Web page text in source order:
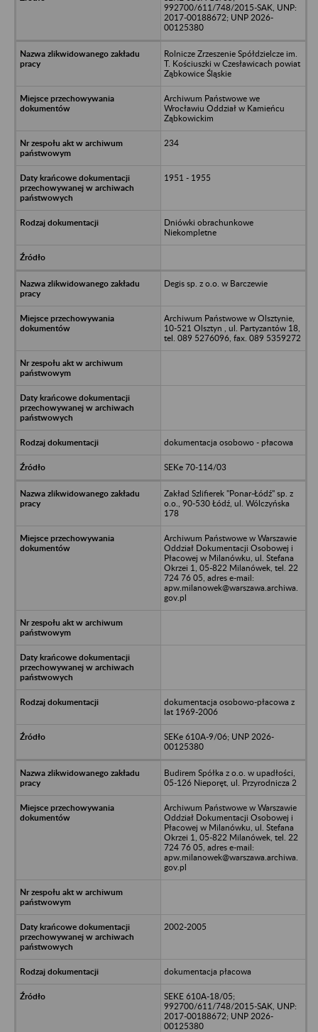
992700/611/748/2015-SAK, UNP:
2017-00188672; UNP 2026-
00125380
Rolnicze Zrzeszenie Spółdzielcze im.
T. Kościuszki w Czesławicach powiat
Ząbkowice Śląskie
Archiwum Państwowe we
Wrocławiu Oddział w Kamieńcu
Ząbkowickim
234
1951 - 1955
Dniówki obrachunkowe
Niekompletne
Degis sp. z o.o. w Barczewie
Archiwum Państwowe w Olsztynie,
10-521 Olsztyn , ul. Partyzantów 18,
tel. 089 5276096, fax. 089 5359272
dokumentacja osobowo - płacowa
SEKe 70-114/03
Zakład Szlifierek "Ponar-Łódź" sp. z
o.o., 90-530 Łódź, ul. Wólczyńska
178
Archiwum Państwowe w Warszawie
Oddział Dokumentacji Osobowej i
Płacowej w Milanówku, ul. Stefana
Okrzei 1, 05-822 Milanówek, tel. 22
724 76 05, adres e-mail:
apw.milanowek@warszawa.archiwa.
gov.pl
dokumentacja osobowo-płacowa z
lat 1969-2006
SEKe 610A-9/06; UNP 2026-
00125380
Budirem Spółka z o.o. w upadłości,
05-126 Nieporęt, ul. Przyrodnicza 2
Archiwum Państwowe w Warszawie
Oddział Dokumentacji Osobowej i
Płacowej w Milanówku, ul. Stefana
Okrzei 1, 05-822 Milanówek, tel. 22
724 76 05, adres e-mail:
apw.milanowek@warszawa.archiwa.
gov.pl
2002-2005
dokumentacja płacowa
SEKE 610A-18/05;
992700/611/748/2015-SAK, UNP:
2017-00188672; UNP 2026-
00125380